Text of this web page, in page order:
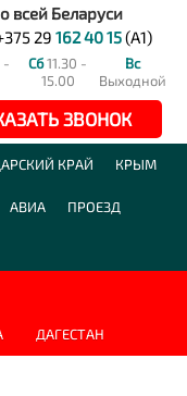
всей Беларуси
29 162 40 15(A1)
-
Сб11.30 -
15.00
Вс
Выходной
ЗВОНОК
КРАЙ КРЫМ
АВИА ПРОЕЗД
ДАГЕСТАН